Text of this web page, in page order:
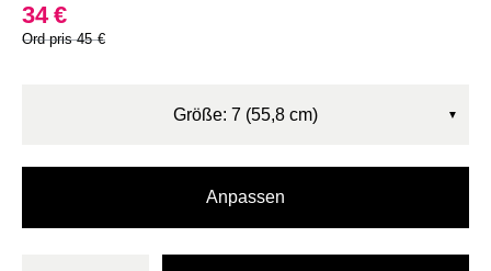
45 €
Ursprünglicher
Preis
34 €
Aktueller
Preis
Größe: 7 (55,8 cm)
Anpassen